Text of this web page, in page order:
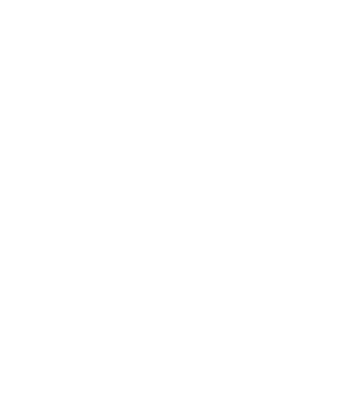
说，毒生姜、毒牛奶并不可怕，变态心理和不良风气的毒害才是社会的最可怕的毒瘤
体反映工资收入太低，是表述他们现实处境之艰难，希望政府能为他们切实解决问题
熙礼这次带来的菲方来信，有表达深切的遗憾和道歉，但仍有不足的地方，特别是赔偿
开会议，认为菲律宾政府授权不够、诚意不够、反复不定，马英九表示强烈不满，无
，如果菲律宾政府在15日下午18时前无法满足台湾方面的四项要求，当局将再采取第二波
销毁现有侵权产品，还提出1.5亿索赔要求。而加多宝则认为，加多宝公司是才是“红
在获得了王老吉商标使用权之后，开始生产红罐的王老吉凉茶，而加多宝则将产品更
”对于两家企业来说，谁拥有“红罐”，似乎就意味谁的凉茶最正宗。不过到底谁的凉茶正